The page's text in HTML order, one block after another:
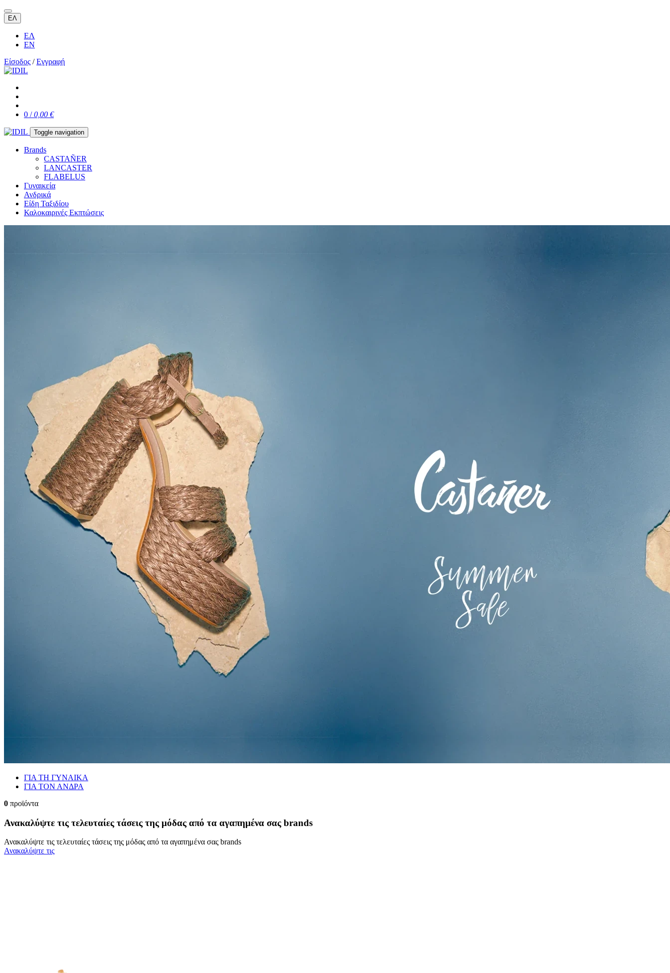
ΕΛ
ΕΛ
EN
Είσοδος /Εγγραφή
0 /0,00 €
Toggle navigation
Brands
CASTAÑER
LANCASTER
FLABELUS
Γυναικεία
Ανδρικά
Είδη Ταξιδίου
Καλοκαιρινές Εκπτώσεις
ΓΙΑ ΤΗ ΓΥΝΑΙΚΑ
ΓΙΑ ΤΟΝ ΑΝΔΡΑ
0 προϊόντα
Ανακαλύψτε τις τελευταίες τάσεις της μόδας από τα αγαπημένα σας brands
Ανακαλύψτε τις τελευταίες τάσεις της μόδας από τα αγαπημένα σας brands
Ανακαλύψτε τις